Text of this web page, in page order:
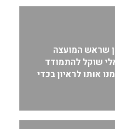
שראש המועצה
שוקל להתמודד
אותו לראיון בכדי